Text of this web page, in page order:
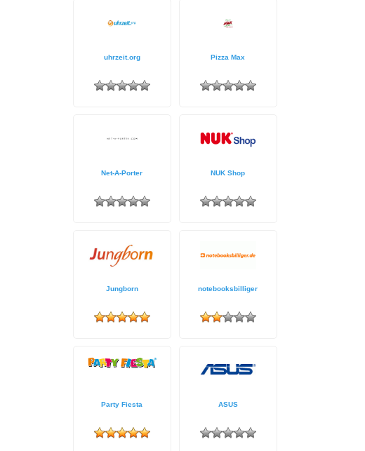
uhrzeit.org Pizza Max
Net-A-Porter NUK Shop
Jungborn notebooksbilliger
Party Fiesta ASUS